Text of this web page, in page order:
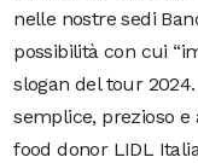
nelle nostre sedi
possibilità con cui
slogan del tour
semplice, prezioso
food donor LIDL